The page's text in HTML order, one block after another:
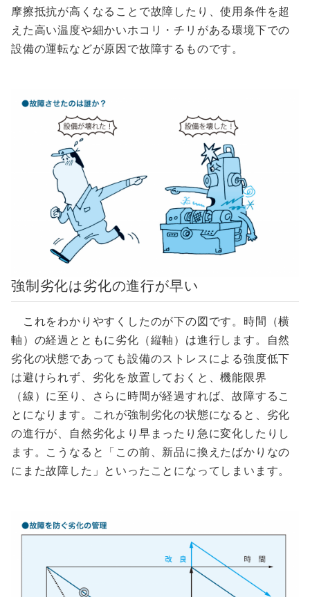
摩擦抵抗が高くなることで故障したり、使用条件を超
えた高い温度や細かいホコリ・チリがある環境下での
設備の運転などが原因で故障するものです。
強制劣化は劣化の進行が早い
これをわかりやすくしたのが下の図です。時間（横
軸）の経過とともに劣化（縦軸）は進行します。自然
劣化の状態であっても設備のストレスによる強度低下
は避けられず、劣化を放置しておくと、機能限界
（線）に至り、さらに時間が経過すれば、故障するこ
とになります。これが強制劣化の状態になると、劣化
の進行が、自然劣化より早まったり急に変化したりし
ます。こうなると「この前、新品に換えたばかりなの
にまた故障した」といったことになってしまいます。